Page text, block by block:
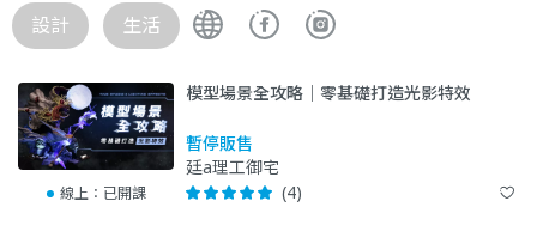
•2020.03 受邀擔任 Mr.Kaiju 社團電系師，目前社團人數約
9000人
•2020.10 台灣達人秀以及多家新聞媒體分享與Youtuber鐵牛
合作的鬼滅之刃改造企劃，總觀看次數破60萬
•2021.09 受邀中科大創意商品設計系課程講座
•2021.11 獲得”全國科幻盃”模型比賽人型組金賞
•2022.04 受邀OMO Gallery線上藝廊成為合作的玩具藝術家
設計 生活
線上： 已開課
模型場景全攻略｜零基礎打造光影特效
暫停販售
廷a理工御宅
(4)